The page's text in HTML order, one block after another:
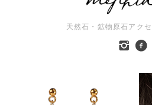
天然石・鉱物原石アク